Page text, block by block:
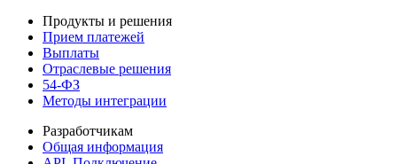
Продукты и решения
Прием платежей
Выплаты
Отраслевые решения
54-ФЗ
Методы интеграции
Разработчикам
Общая информация